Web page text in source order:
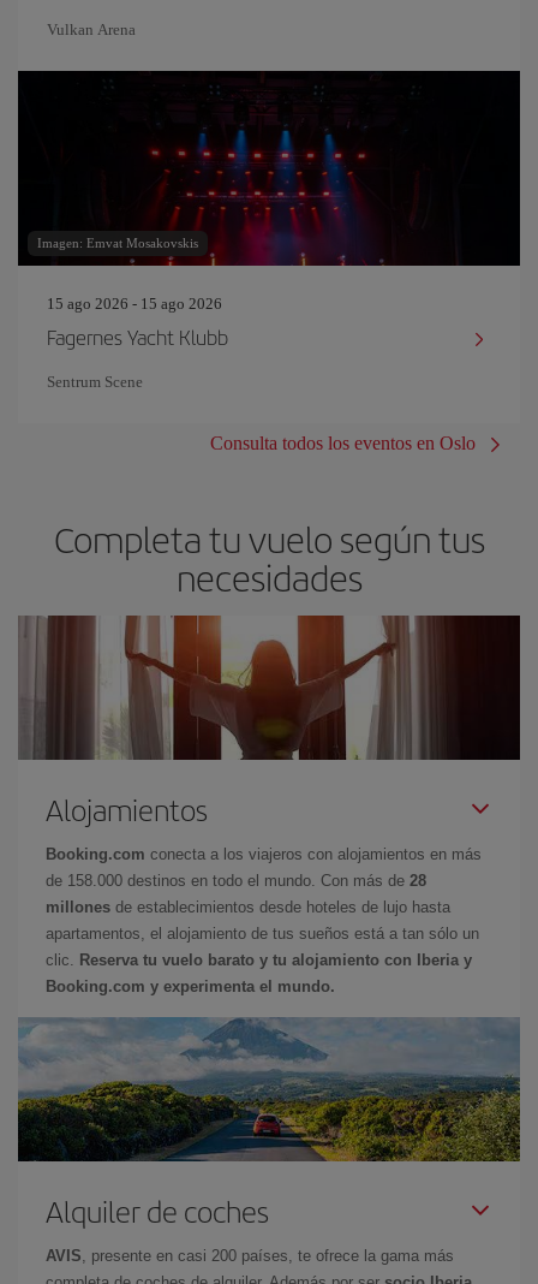
Vulkan Arena
Imagen: Emvat Mosakovskis
15 ago 2026 - 15 ago 2026
Fagernes Yacht Klubb
Sentrum Scene
Consulta todos los eventos en Oslo
Completa tu vuelo según tus
necesidades
Alojamientos
Booking.com conecta a los viajeros con alojamientos en más
de 158.000 destinos en todo el mundo. Con más de 28
millones de establecimientos desde hoteles de lujo hasta
apartamentos, el alojamiento de tus sueños está a tan sólo un
clic.
Reserva tu vuelo barato y tu alojamiento con Iberia y
Booking.com y experimenta el mundo.
Alquiler de coches
AVIS , presente en casi 200 países, te ofrece la gama más